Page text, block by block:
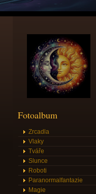
Fotoalbum
Zrcadla
Vlaky
Tváře
Slunce
Roboti
Paranormalfantazie
Magie